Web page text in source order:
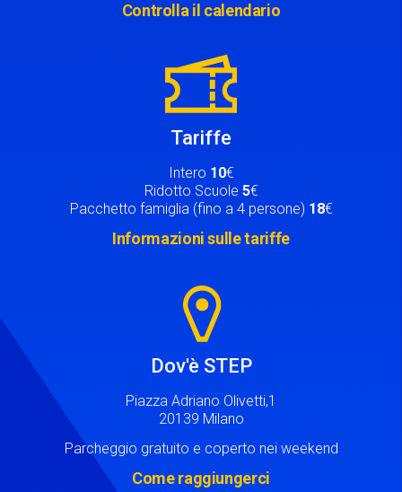
Controlla il calendario
Tariffe
Intero 10€
Ridotto Scuole 5€
Pacchetto famiglia (fino a 4 persone) 18€
Informazioni sulle tariffe
Dov'è STEP
Piazza Adriano Olivetti,1
20139 Milano
Parcheggio gratuito e coperto nei weekend
Come raggiungerci